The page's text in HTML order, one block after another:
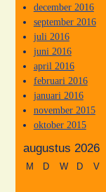
december 2016
september 2016
juli 2016
juni 2016
april 2016
februari 2016
januari 2016
november 2015
oktober 2015
augustus 2026
M D W D V